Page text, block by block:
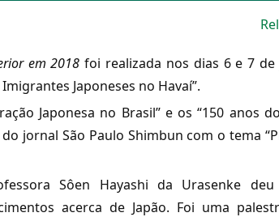
em 2018foi realizada nos dias 6 e 7
Japoneses no Havaí”.
Japonesa no Brasil” e os “150 anos
jornal São Paulo Shimbun com o tema
Sôen Hayashi da Urasenke
acerca de Japão. Foi uma